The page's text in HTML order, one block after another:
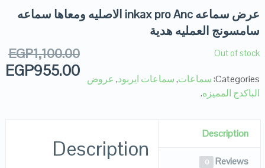
عرض سماعه inkax pro Anc الاصليه ومعاها سماعه
سامسونج العمليه هدية
EGP1,100.00
EGP955.00
Out of stock
Categories: سماعات,سماعات ايربود, عروض
الباكدج المميزه.
Description
Reviews
0
Description